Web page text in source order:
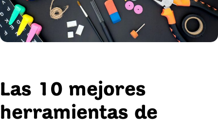
Las 10 mejores
herramientas de